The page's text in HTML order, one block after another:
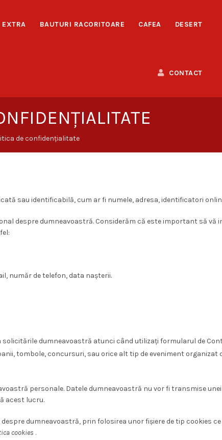
EXTRA BAUTURI RACORITOARE CAFEA DESERT
CONTACT
de confidențialitate
sau identificabilă, cum ar fi numele, adresa, identificatori
despre dumneavoastră. Considerăm că este important să vă
număr de telefon, data nașterii.
dumneavoastră atunci când utilizați formularul de
tombole, concursuri, sau orice alt tip de eveniment organizat
personale. Datele dumneavoastră nu vor fi transmise
acest lucru.
dumneavoastră, prin folosirea unor fișiere de tip cookies
cookies .